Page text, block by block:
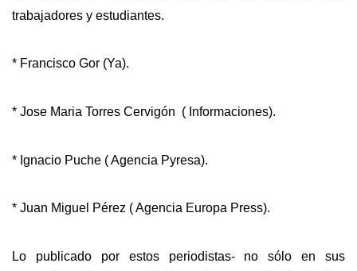
trabajadores y estudiantes.
* Francisco Gor (Ya).
* Jose Maria Torres Cervigón ( Informaciones).
* Ignacio Puche ( Agencia Pyresa).
* Juan Miguel Pérez ( Agencia Europa Press).
Lo publicado por estos periodistas- no sólo en sus